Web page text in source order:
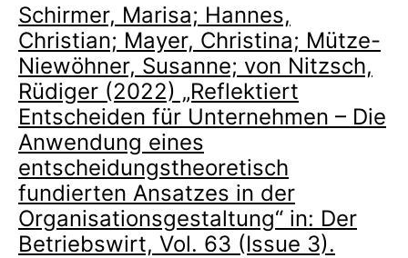
Schirmer, Marisa; Hannes,
Christian; Mayer, Christina; Mütze-
Niewöhner, Susanne; von Nitzsch,
Rüdiger (2022) „Reflektiert
Entscheiden für Unternehmen – Die
Anwendung eines
entscheidungstheoretisch
fundierten Ansatzes in der
Organisationsgestaltung“ in: Der
Betriebswirt, Vol. 63 (Issue 3).